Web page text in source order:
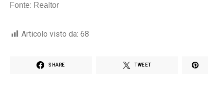
Fonte: Realtor
Articolo visto da: 68
SHARE TWEET